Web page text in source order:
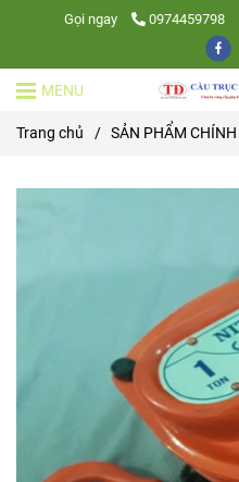
Gọi ngay 0974459798
MENU
Trang chủ / SẢN PHẨM CHÍNH